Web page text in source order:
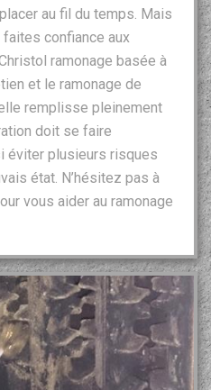
au fil du temps. Mais
confiance aux
ramonage basée à
et le ramonage de
remplisse pleinement
doit se faire
éviter plusieurs risques
état. N’hésitez pas à
vous aider au ramonage